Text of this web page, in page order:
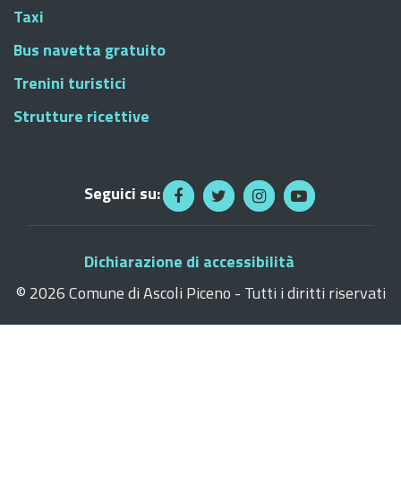
Taxi
Bus navetta gratuito
Trenini turistici
Strutture ricettive
Seguici su:
Dichiarazione di accessibilità
© 2026 Comune di Ascoli Piceno - Tutti i diritti riservati